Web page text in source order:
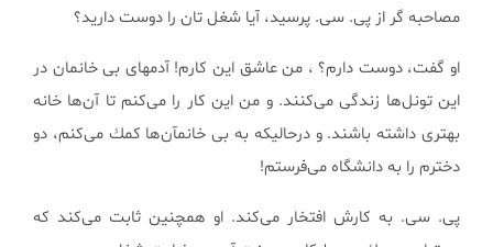
مصاحبه گر از پی. سی. پرسید، آیا شغل تان را دوست دارید؟
او گفت، دوست دارم؟ ، من عاشق این كارم! آدمهای بی خانمان در
این تونل‌ها زندگی می‌كنند. و من این كار را می‌كنم تا آن‌ها خانه
بهتری داشته باشند. و درحالیكه به بی خانمآن‌ها كمك می‌كنم، دو
دخترم را به دانشگاه می‌فرستم!
پی. سی. به كارش افتخار می‌كند. او همچنین ثابت می‌كند كه